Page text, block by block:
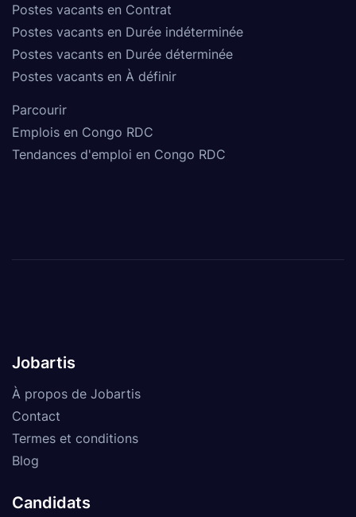
Postes vacants en Contrat
Postes vacants en Durée indéterminée
Postes vacants en Durée déterminée
Postes vacants en À définir
Parcourir
Emplois en Congo RDC
Tendances d'emploi en Congo RDC
Jobartis
À propos de Jobartis
Contact
Termes et conditions
Blog
Candidats